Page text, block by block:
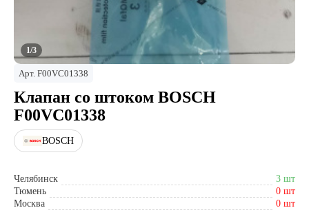
1/3
Арт. F00VC01338
Клапан со штоком BOSCH
F00VC01338
BOSCH
Челябинск
3 шт
Тюмень
0 шт
Москва
0 шт